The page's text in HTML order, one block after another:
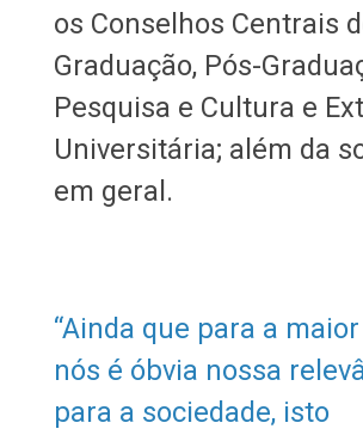
os Conselhos Centrais
Graduação, Pós-
Pesquisa e Cultura e
Universitária; além da
em geral. ​​​​​
“Ainda que para a
nós é óbvia nossa
para a sociedade, isto